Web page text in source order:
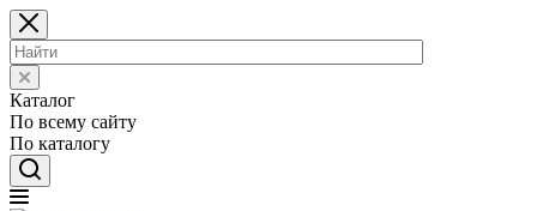
Каталог
По всему сайту
По каталогу